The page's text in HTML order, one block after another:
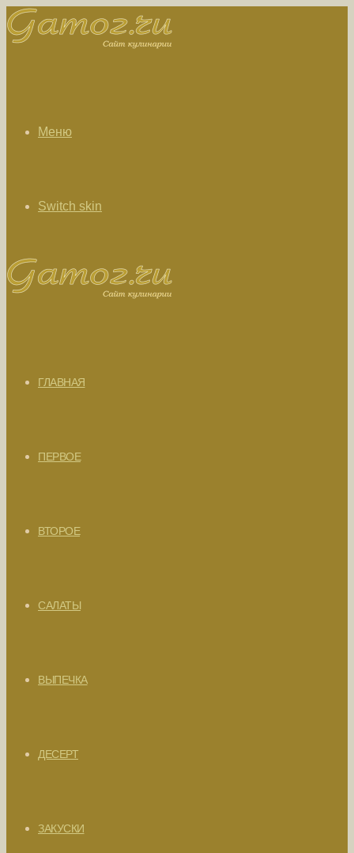
Меню
Switch skin
ГЛАВНАЯ
ПЕРВОЕ
ВТОРОЕ
САЛАТЫ
ВЫПЕЧКА
ДЕСЕРТ
ЗАКУСКИ